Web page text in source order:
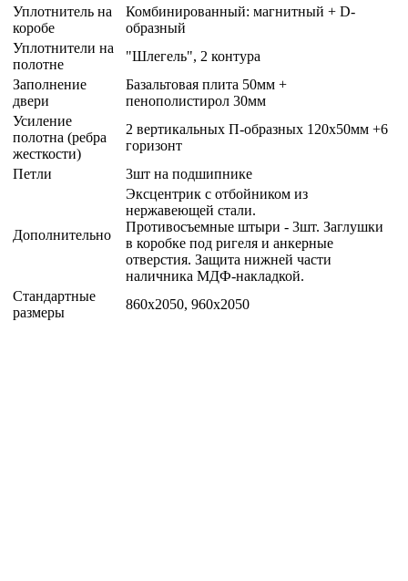
Уплотнитель на
коробе
Комбинированный: магнитный + D-
образный
Уплотнители на
полотне
"Шлегель", 2 контура
Заполнение
двери
Базальтовая плита 50мм +
пенополистирол 30мм
Усиление
полотна (ребра
жесткости)
2 вертикальных П-образных 120х50мм +6
горизонт
Петли
3шт на подшипнике
Дополнительно
Эксцентрик с отбойником из
нержавеющей стали.
Противосъемные штыри - 3шт. Заглушки
в коробке под ригеля и анкерные
отверстия. Защита нижней части
наличника МДФ-накладкой.
Стандартные
размеры
860х2050, 960х2050